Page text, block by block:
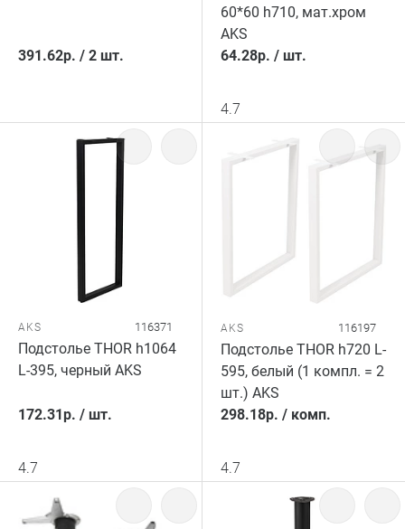
391.62р. / 2 шт.
60*60 h710, мат.хром
AKS
64.28р. / шт.
4.7
AKS 116371
Подстолье THOR h1064
L-395, черный AKS
172.31р. / шт.
4.7
AKS 116197
Подстолье THOR h720 L-
595, белый (1 компл. = 2
шт.) AKS
298.18р. / комп.
4.7